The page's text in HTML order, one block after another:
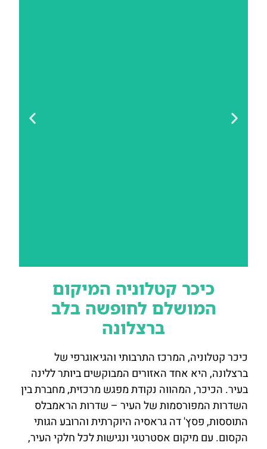
Ohla Barcelona
להזמנת
חדר לחצו
כאן
כיכר קטלוניה המיקום
המושלם לחופשה בלב
ברצלונה
כיכר קטלוניה, המרכז התרבותי והגיאוגרפי של
ברצלונה, היא אחד האזורים המבוקשים ביותר ללינה
בעיר. הכיכר, המהווה נקודת מפגש מרכזית, מחברת בין
השדרות המפורסמות של העיר – שדרות הראמבלס
התוססות, פסץ' דה גראסיה היוקרתית והרובע הגותי
הקסום. עם מיקום אסטרטגי ונגישות לכל חלקי העיר,